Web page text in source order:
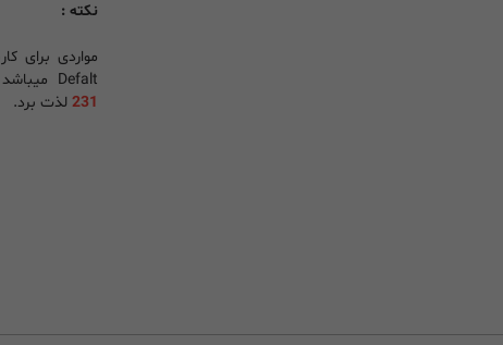
نکته :
Defalt میباشد و از گذاشتن نام طولانی بر روی فلش usb خودداری کنید. با این روند به راحتی میتوان از کار با یکی از محصولات ezcap مثل
231 لذت برد.